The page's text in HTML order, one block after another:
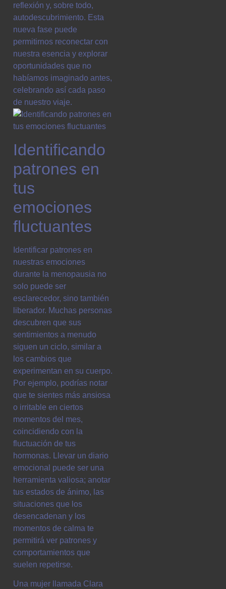
reflexión y, sobre todo,
autodescubrimiento. Esta
nueva fase puede
permitirnos reconectar con
nuestra esencia y explorar
oportunidades que no
habíamos imaginado antes,
celebrando así cada paso
de nuestro viaje.
Identificando
patrones en
tus
emociones
fluctuantes
Identificar patrones en
nuestras emociones
durante la menopausia no
solo puede ser
esclarecedor, sino también
liberador. Muchas personas
descubren que sus
sentimientos a menudo
siguen un ciclo, similar a
los cambios que
experimentan en su cuerpo.
Por ejemplo, podrías notar
que te sientes más ansiosa
o irritable en ciertos
momentos del mes,
coincidiendo con la
fluctuación de tus
hormonas. Llevar un diario
emocional puede ser una
herramienta valiosa; anotar
tus estados de ánimo, las
situaciones que los
desencadenan y los
momentos de calma te
permitirá ver patrones y
comportamientos que
suelen repetirse.
Una mujer llamada Clara